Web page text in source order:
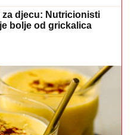
za djecu: Nutricionisti
bolje od grickalica